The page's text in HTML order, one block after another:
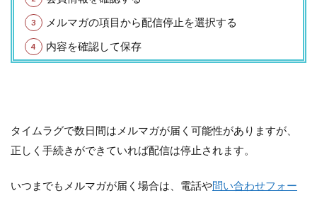
メルマガの項目から配信停止を選択する
内容を確認して保存
タイムラグで数日間はメルマガが届く可能性がありますが、
正しく手続きができていれば配信は停止されます。
いつまでもメルマガが届く場合は、電話や問い合わせフォー